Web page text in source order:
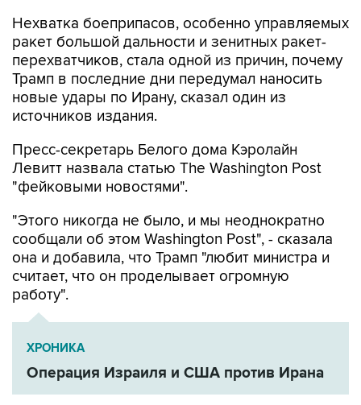
Нехватка боеприпасов, особенно управляемых
ракет большой дальности и зенитных ракет-
перехватчиков, стала одной из причин, почему
Трамп в последние дни передумал наносить
новые удары по Ирану, сказал один из
источников издания.
Пресс-секретарь Белого дома Кэролайн
Левитт назвала статью The Washington Post
"фейковыми новостями".
"Этого никогда не было, и мы неоднократно
сообщали об этом Washington Post", - сказала
она и добавила, что Трамп "любит министра и
считает, что он проделывает огромную
работу".
ХРОНИКА
Операция Израиля и США против Ирана